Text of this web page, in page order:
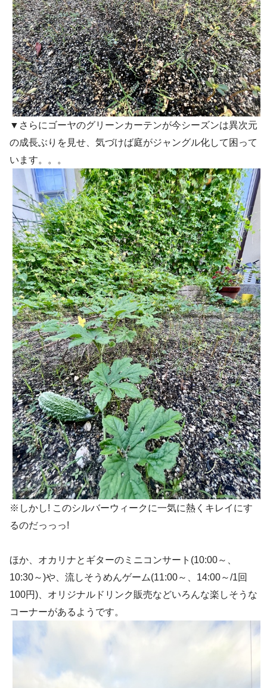
▼さらにゴーヤのグリーンカーテンが今シーズンは異次元
の成長ぶりを見せ、気づけば庭がジャングル化して困って
います。。。
※しかし! このシルバーウィークに一気に熱くキレイにす
るのだっっっ!
ほか、オカリナとギターのミニコンサート(10:00～、
10:30～)や、流しそうめんゲーム(11:00～、14:00～/1回
100円)、オリジナルドリンク販売などいろんな楽しそうな
コーナーがあるようです。